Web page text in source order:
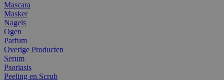
Mascara
Masker
Nagels
Ogen
Parfum
Overige Producten
Serum
Psoriasis
Peeling en Scrub